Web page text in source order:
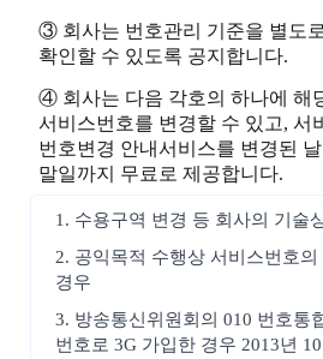
③ 회사는 번호관리 기준을 별도
확인할 수 있도록 공지합니다.
④ 회사는 다음 각호의 하나에 해
서비스번호를 변경할 수 있고, 서
번호변경 안내서비스를 변경된
말일까지 무료로 제공합니다.
1. 수용구역 변경 등 회사의 기술
2. 공익목적 수행상 서비스번호
경우
3. 방송통신위원회의 010 번호통
번호로 3G 가입한 경우 2013년